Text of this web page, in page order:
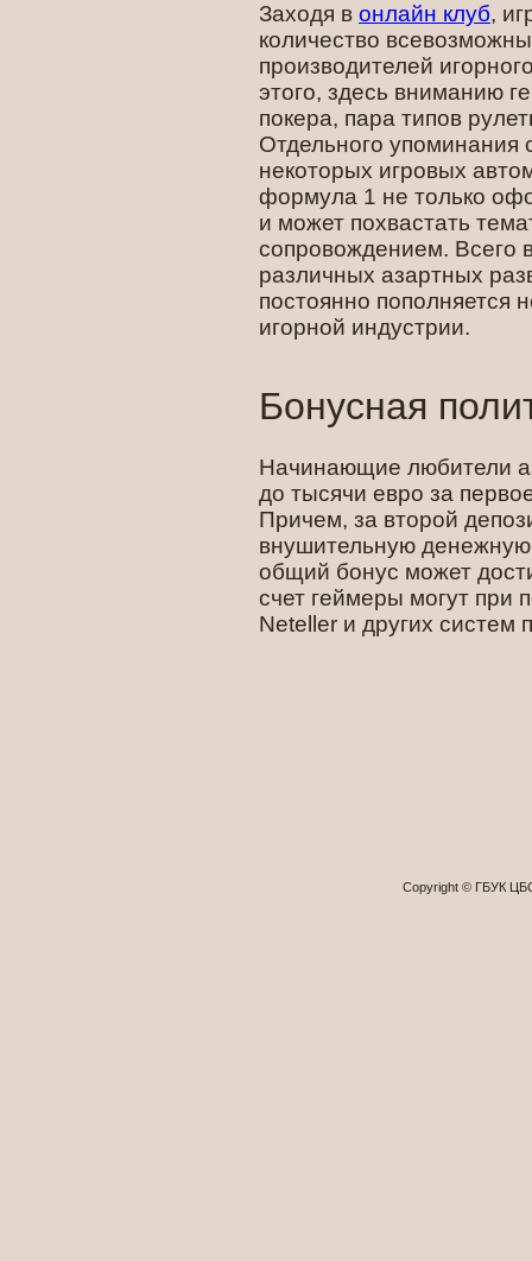
Заходя в онлайн клуб,
количество
производителей
этого, здесь вниманию
покера, пара типов
Отдельного упоминания
некоторых игровых
формула 1 не только
и может похвастать
сопровождением. Всего
различных азартных
постоянно
игорной индустрии.
Бонусная
Начинающие любители
до тысячи евро за
Причем, за второй
внушительную
общий бонус может
счет геймеры могут при
Neteller и других систем
Copyright © ГБУК